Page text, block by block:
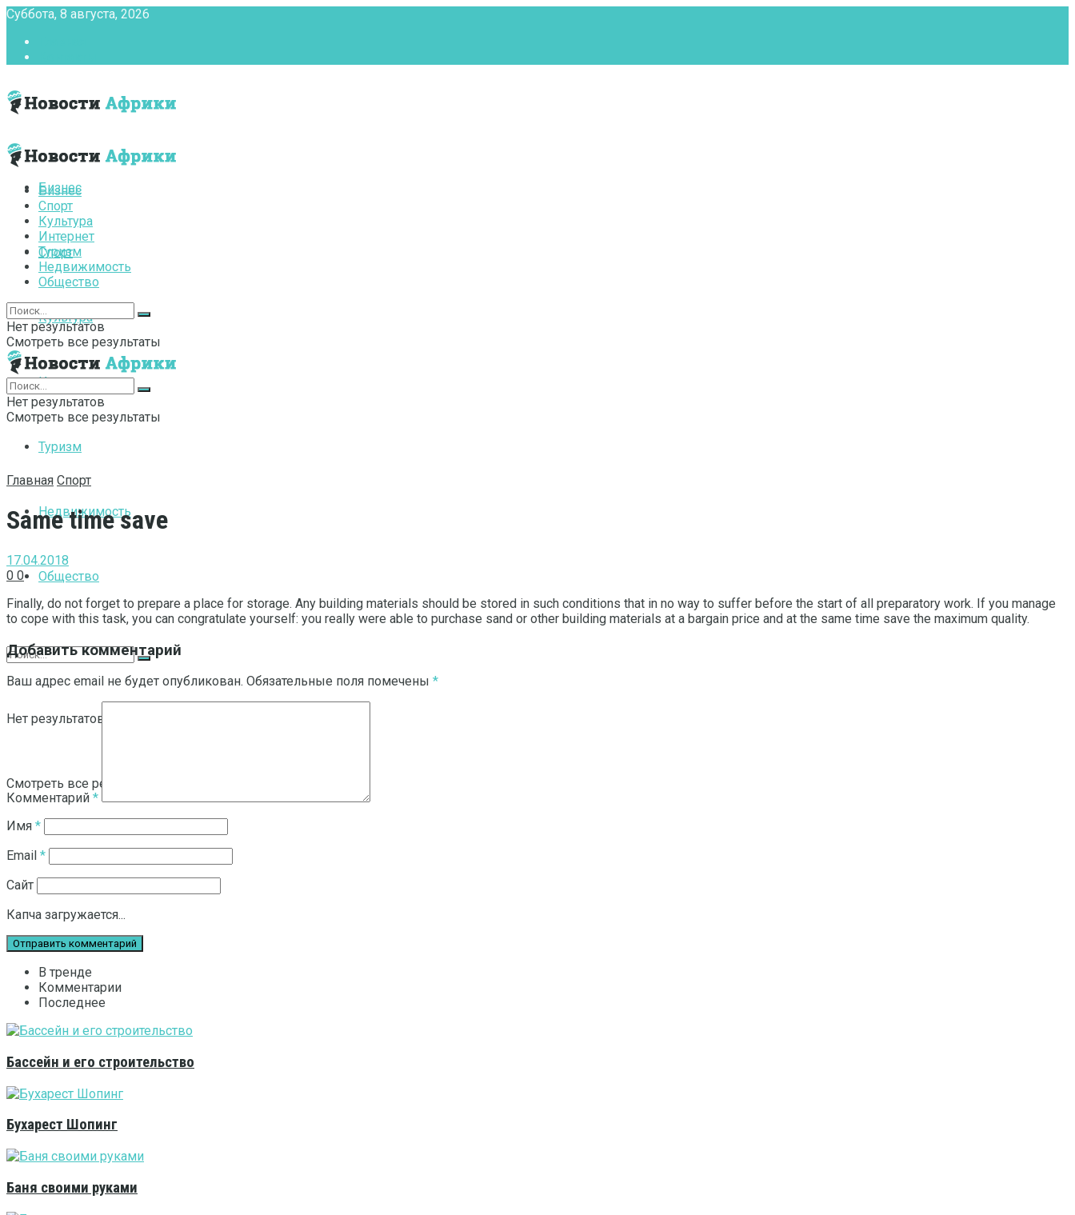
Суббота, 8 августа, 2026
Бизнес
Спорт
Культура
Интернет
Туризм
Недвижимость
Общество
Нет результатов
Смотреть все результаты
Бизнес
Спорт
Культура
Интернет
Туризм
Недвижимость
Общество
Нет результатов
Смотреть все результаты
Нет результатов
Смотреть все результаты
Главная Спорт
Same time save
17.04.2018
0 0
Finally, do not forget to prepare a place for storage. Any building materials should be stored in such conditions that in no way to suffer before the start of all preparatory work. If you manage
to cope with this task, you can congratulate yourself: you really were able to purchase sand or other building materials at a bargain price and at the same time save the maximum quality.
Добавить комментарий
Ваш адрес email не будет опубликован. Обязательные поля помечены *
Комментарий *
Имя *
Email *
Сайт
Капча загружается...
В тренде
Комментарии
Последнее
Бассейн и его строительство
Бухарест Шопинг
Баня своими руками